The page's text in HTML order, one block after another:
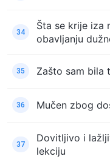
34
Šta se krije iza
obavljanju
35 Zašto sam bila
36 Mučen zbog
37
Dovitljivo i
lekciju